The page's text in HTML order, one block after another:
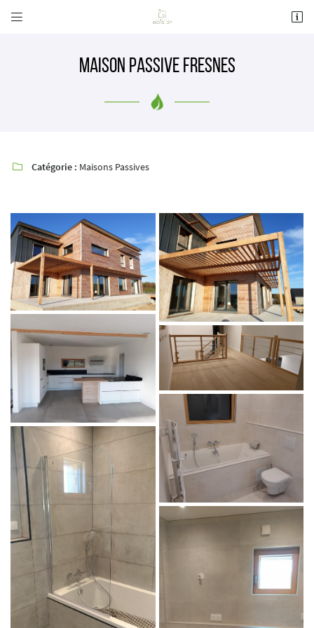
 
 Adresse email de réception
 Recopier le code ci-contre
 Rafraîchir le captcha
En cochant cette case, vous consentez à recevoir nos propositions commerciales à l'adresse
email indiqué ci-dessus. Vous pouvez vous désinscrire à tout moment en utilisant
formulaire de désinscription
Inscription
Maison Passive Fresnes
 Catégorie : Maisons Passives